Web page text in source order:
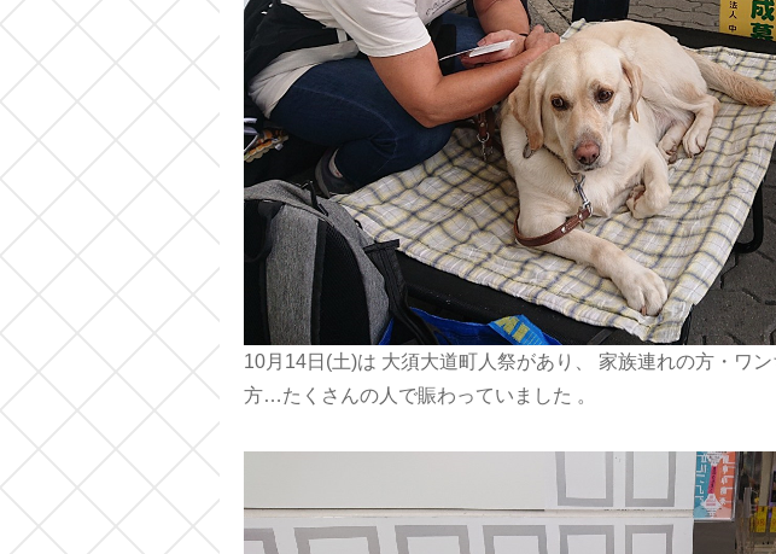
10月14日(土)は 大須大道町人祭があり、 家族連れの方・ワ
方…たくさんの人で賑わっていました 。